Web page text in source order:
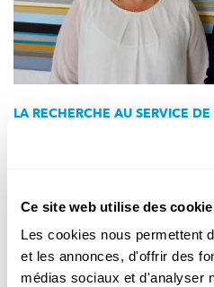
Ce site web utilise des
Les cookies nous permettent
et les annonces, d'offrir des
médias sociaux et d'analyser
LA RECHERCHE AU SERVICE
Pour que les décisions
sur une collaboration avec
décision judicieuse, mais qui n'a
FNR